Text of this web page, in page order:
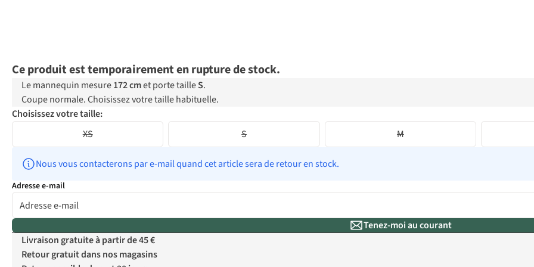
Ce produit est temporairement en rupture de stock.
Le mannequin mesure172 cmet porte tailleS.
Coupe normale. Choisissez votre taille habituelle.
Choisissez votre taille:
XS
S M
Nous vous contacterons par e-mail quand cet article sera de retour en stock.
Adresse e-mail
Tenez-moi au courant
Livraison gratuite à partir de 45 €
Retour gratuit dans nos magasins